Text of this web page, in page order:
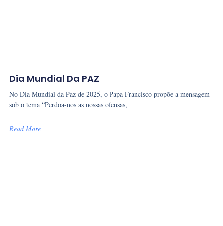
Dia Mundial Da PAZ
No Dia Mundial da Paz de 2025, o Papa Francisco propõe a mensagem
sob o tema “Perdoa-nos as nossas ofensas,
Read More